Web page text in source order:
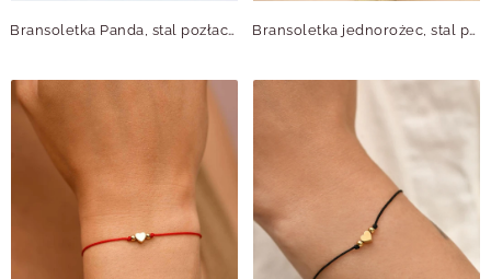
Bransoletka Panda, stal pozłacana, S110319Z06 Bransoletka jednorożec, stal pozłacana S110320Z04